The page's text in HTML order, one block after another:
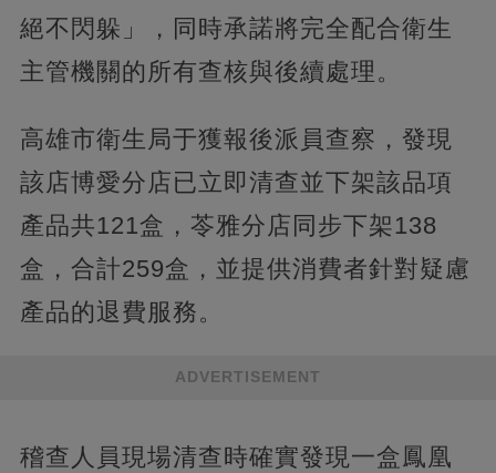
絕不閃躲」，同時承諾將完全配合衛生
主管機關的所有查核與後續處理。
高雄市衛生局于獲報後派員查察，發現
該店博愛分店已立即清查並下架該品項
產品共121盒，苓雅分店同步下架138
盒，合計259盒，並提供消費者針對疑慮
產品的退費服務。
ADVERTISEMENT
稽查人員現場清查時確實發現一盒鳳凰